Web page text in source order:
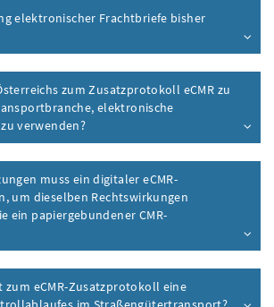
elektronischer Frachtbriefe bisher
zum Zusatzprotokoll eCMR zu
elektronische
verwenden?
muss ein digitaler eCMR-
um dieselben Rechtswirkungen
ein papiergebundener CMR-
eCMR-Zusatzprotokoll eine